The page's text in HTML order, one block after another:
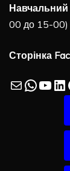
Навчальний
00 до 15-00)
Сторінка
Mail